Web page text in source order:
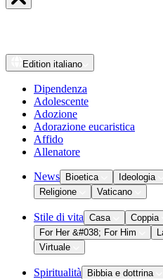
Edition italiano
Dipendenza
Adolescente
Adozione
Adorazione eucaristica
Affido
Allenatore
News Bioetica Ideologia
Religione
Vaticano
Stile di vita Casa Coppia
For Her &#038; For Him
Virtuale
Spiritualità Bibbia e dottrina